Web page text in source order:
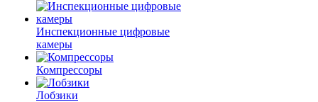
Инспекционные цифровые
камеры
Компрессоры
Лобзики